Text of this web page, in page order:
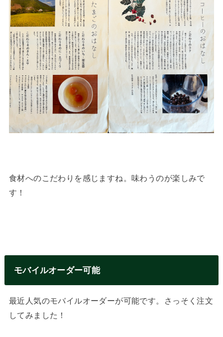
食材へのこだわりを感じますね。味わうのが楽しみで
す！
モバイルオーダー可能
最近人気のモバイルオーダーが可能です。さっそく注文
してみました！